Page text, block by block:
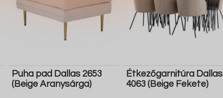
Puha pad Dallas 2653
(Beige Aranysárga)
Étkezőgarnitúra Dallas
4063 (Beige Fekete)